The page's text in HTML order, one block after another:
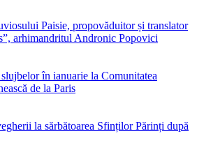
Paisie, propovăduitor și translator
arhimandritul Andronic Popovici
în ianuarie la Comunitatea
de la Paris
la sărbătoarea Sfinților Părinți după